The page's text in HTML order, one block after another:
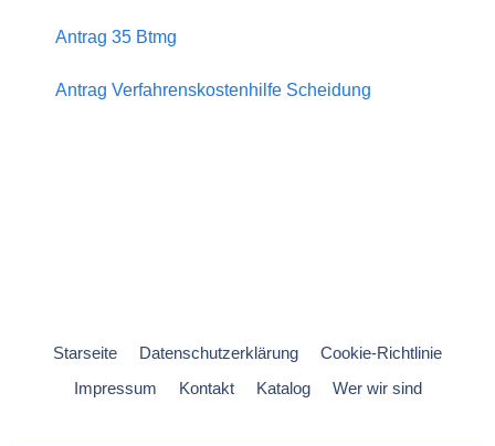
Antrag 35 Btmg
Antrag Verfahrenskostenhilfe Scheidung
Starseite Datenschutzerklärung
Cookie-Richtlinie
Impressum
Kontakt Katalog Wer wir sind